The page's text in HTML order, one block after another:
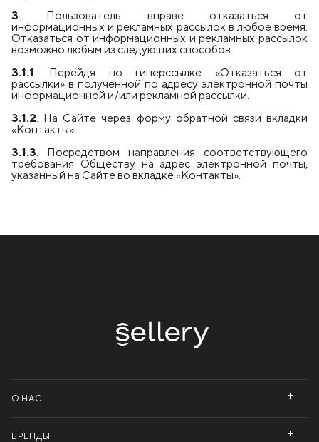
3. Пользователь вправе отказаться от
информационных и рекламных рассылок в любое время.
Отказаться от информационных и рекламных рассылок
возможно любым из следующих способов:
3.1.1. Перейдя по гиперссылке «Отказаться от
рассылки» в полученной по адресу электронной почты
информационной и/или рекламной рассылки.
3.1.2. На Сайте через форму обратной связи вкладки
«Контакты».
3.1.3. Посредством направления соответствующего
требования Обществу на адрес электронной почты,
указанный на Сайте во вкладке «Контакты».
О НАС
БРЕНДЫ